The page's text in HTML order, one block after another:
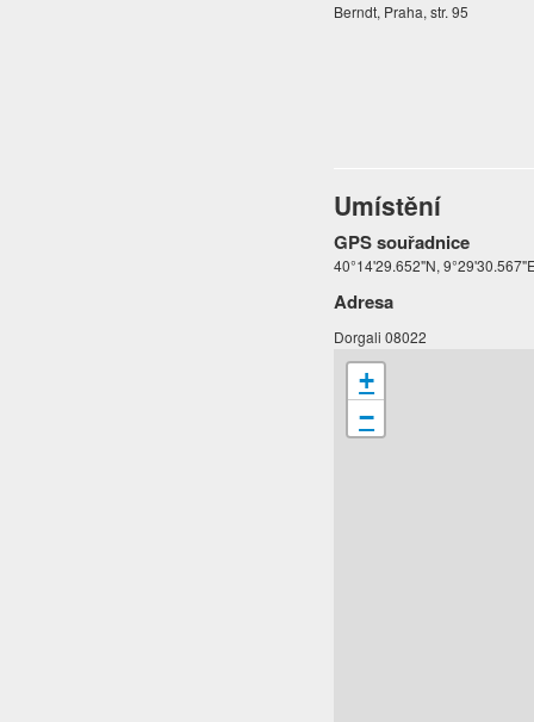
Berndt, Praha, str. 95
Umístění
GPS souřadnice
40°14'29.652"N,
Adresa
Dorgali 08022
+
−